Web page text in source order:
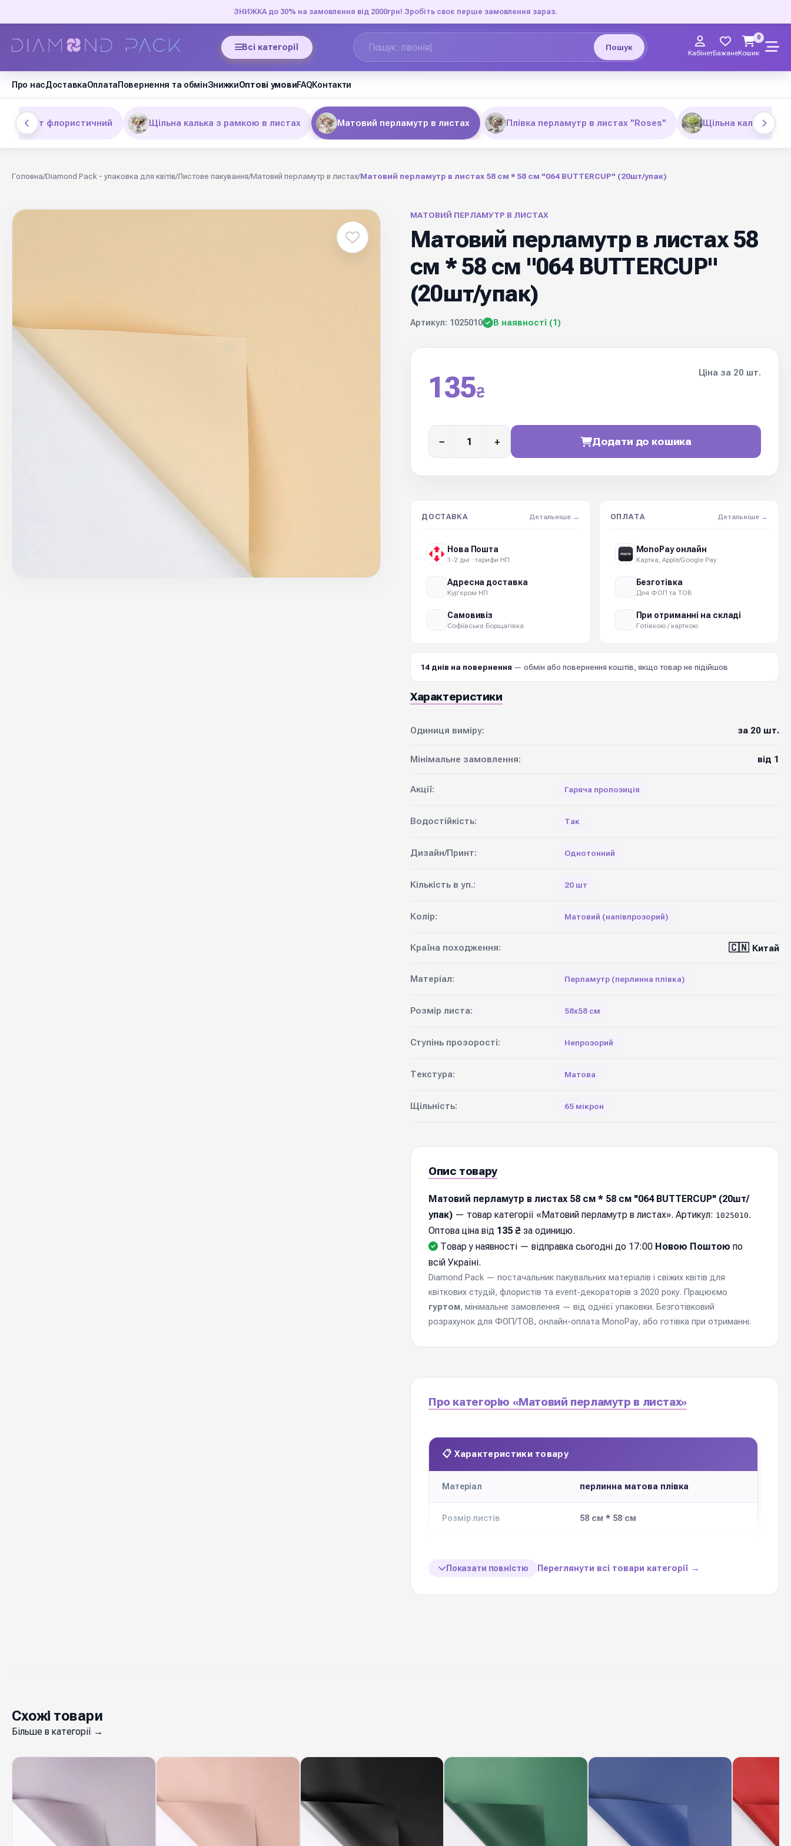
ЗНИЖКА до 30% на замовлення від 2000грн! Зробіть своє перше замовлення зараз.
Всі категорії Пошук
КабінетБажанеКошик
0
Про насДоставкаОплатаПовернення та обмінЗнижкиОптові умовиFAQКонтакти
Оксамит флористичний Щільна калька з рамкою в листах Матовий перламутр в листах Плівка перламутр в листах "Roses" Щільна калька з
Головна/Diamond Pack - упаковка для квітів/Листове пакування/Матовий перламутр в листах/Матовий перламутр в листах 58 см * 58 см "064 BUTTERCUP" (20шт/упак)
МАТОВИЙ ПЕРЛАМУТР В ЛИСТАХ
Матовий перламутр в листах 58
см * 58 см "064 BUTTERCUP"
(20шт/упак)
Артикул: 1025010 В наявності (1)
135₴
Ціна за 20 шт.
− + Додати до кошика
ДОСТАВКА Детальніше →
Нова Пошта
1-2 дні · тарифи НП
Адресна доставка
Кур'єром НП
Самовивіз
Софіївська Борщагівка
ОПЛАТА Детальніше →
MonoPay онлайн
Картка, Apple/Google Pay
Безготівка
Для ФОП та ТОВ
При отриманні на складі
Готівкою / карткою
14 днів на повернення — обмін або повернення коштів, якщо товар не підійшов
Характеристики
Одиниця виміру: за 20 шт.
Мінімальне замовлення: від 1
Акції: Гаряча пропозиція
Водостійкість: Так
Дизайн/Принт: Однотонний
Кількість в уп.: 20 шт
Колір: Матовий (напівпрозорий)
Країна походження: 🇨🇳 Китай
Матеріал: Перламутр (перлинна плівка)
Розмір листа: 58х58 см
Ступінь прозорості: Непрозорий
Текстура: Матова
Щільність: 65 мікрон
Опис товару
Матовий перламутр в листах 58 см * 58 см "064 BUTTERCUP" (20шт/
упак) — товар категорії «Матовий перламутр в листах». Артикул: 1025010.
Оптова ціна від 135 ₴ за одиницю.
Товар у наявності — відправка cьогодні до 17:00 Новою Поштою по
всій Україні.
Diamond Pack — постачальник пакувальних матеріалів і свіжих квітів для
квіткових студій, флористів та event-декораторів з 2020 року. Працюємо
гуртом, мінімальне замовлення — від однієї упаковки. Безготівковий
розрахунок для ФОП/ТОВ, онлайн-оплата MonoPay, або готівка при отриманні.
Про категорію «Матовий перламутр в листах»
📋 Характеристики товару
Матеріал перлинна матова плівка
Розмір листів 58 см * 58 см
вологостійкість. Матеріал добре тримає форму букета, не рветься і не
колекцій — у складі в Києві завжди є актуальні відтінки для флористичних
салонів і маркетів.
Показати повністю Переглянути всі товари категорії →
Схожі товари
Більше в категорії →